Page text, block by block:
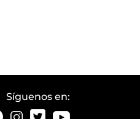
Síguenos en: